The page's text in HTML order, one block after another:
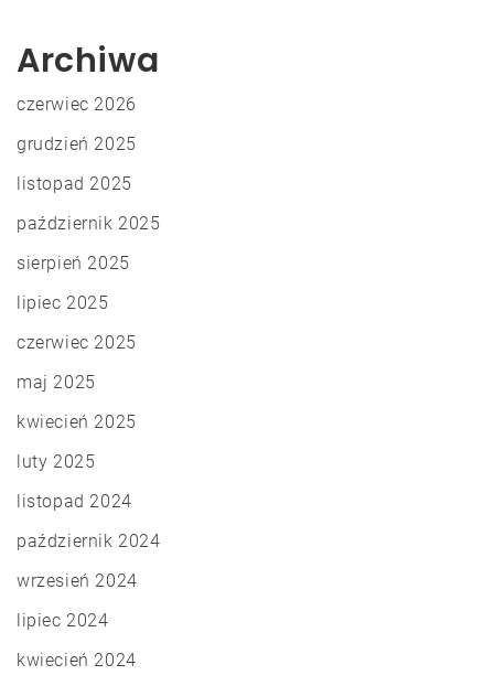
Archiwa
czerwiec 2026
grudzień 2025
listopad 2025
październik 2025
sierpień 2025
lipiec 2025
czerwiec 2025
maj 2025
kwiecień 2025
luty 2025
listopad 2024
październik 2024
wrzesień 2024
lipiec 2024
kwiecień 2024